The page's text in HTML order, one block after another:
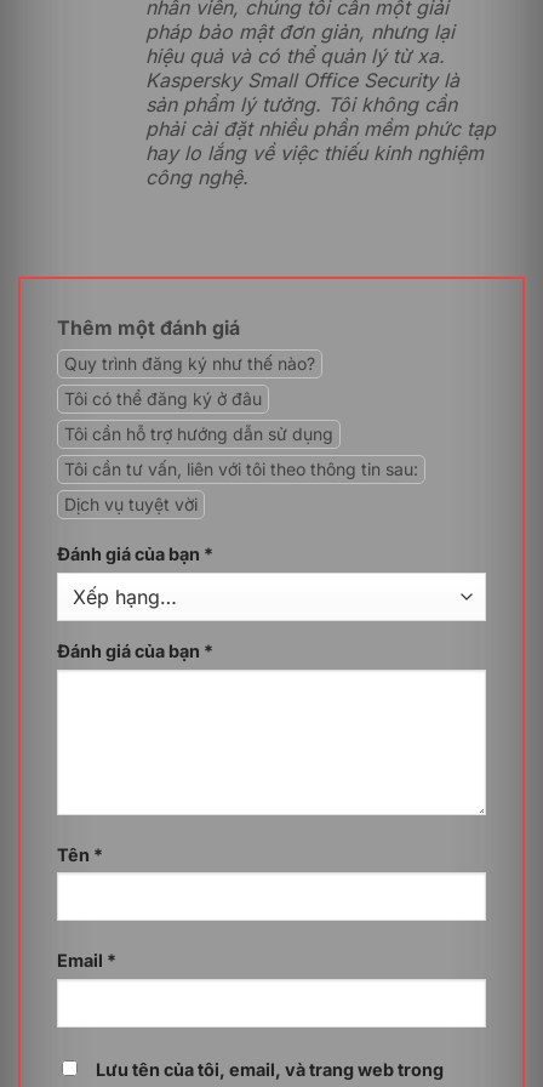
Chống truy cập trái phép vào webcam và micro
Một mối lo ngại ngày càng gia tăng là việc hacker có
thể xâm nhập vào webcam và micro của máy tính,
theo dõi và ghi âm các hoạt động cá nhân mà người
dùng không hề hay biết. Để ngăn chặn điều này,
chống truy cập trái phép webcam và micro, giúp người
dùng có thể yên tâm hơn khi làm việc mà không cần lo
ngại về việc bị theo dõi bí mật.
Ngăn chặn phần mềm ghi lại thao tác bàn phím
Với trình quản lý mật khẩu tích hợp, Kaspersky Small
dùng lưu trữ và quản lý mật khẩu một cách an toàn.
từng tài khoản, họ chỉ cần ghi nhớ một mật khẩu duy
vẫn được bảo vệ an toàn.
nhân viên, chúng tôi cần một giải
pháp bảo mật đơn giản, nhưng lại
hiệu quả và có thể quản lý từ xa.
Kaspersky Small Office Security là
sản phẩm lý tưởng. Tôi không cần
phải cài đặt nhiều phần mềm phức tạp
hay lo lắng về việc thiếu kinh nghiệm
công nghệ.
Thêm một đánh giá
Quy trình đăng ký như thế nào?
Tôi có thể đăng ký ở đâu
Tôi cần hỗ trợ hướng dẫn sử dụng
Tôi cần tư vấn, liên với tôi theo thông tin sau:
Dịch vụ tuyệt vời
Đánh giá của bạn *
Đánh giá của bạn *
Tên *
Email *
Lưu tên của tôi, email, và trang web trong